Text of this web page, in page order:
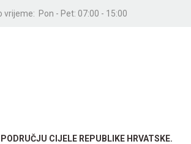
vrijeme: Pon - Pet: 07:00 - 15:00
CIJELE REPUBLIKE HRVATSKE.